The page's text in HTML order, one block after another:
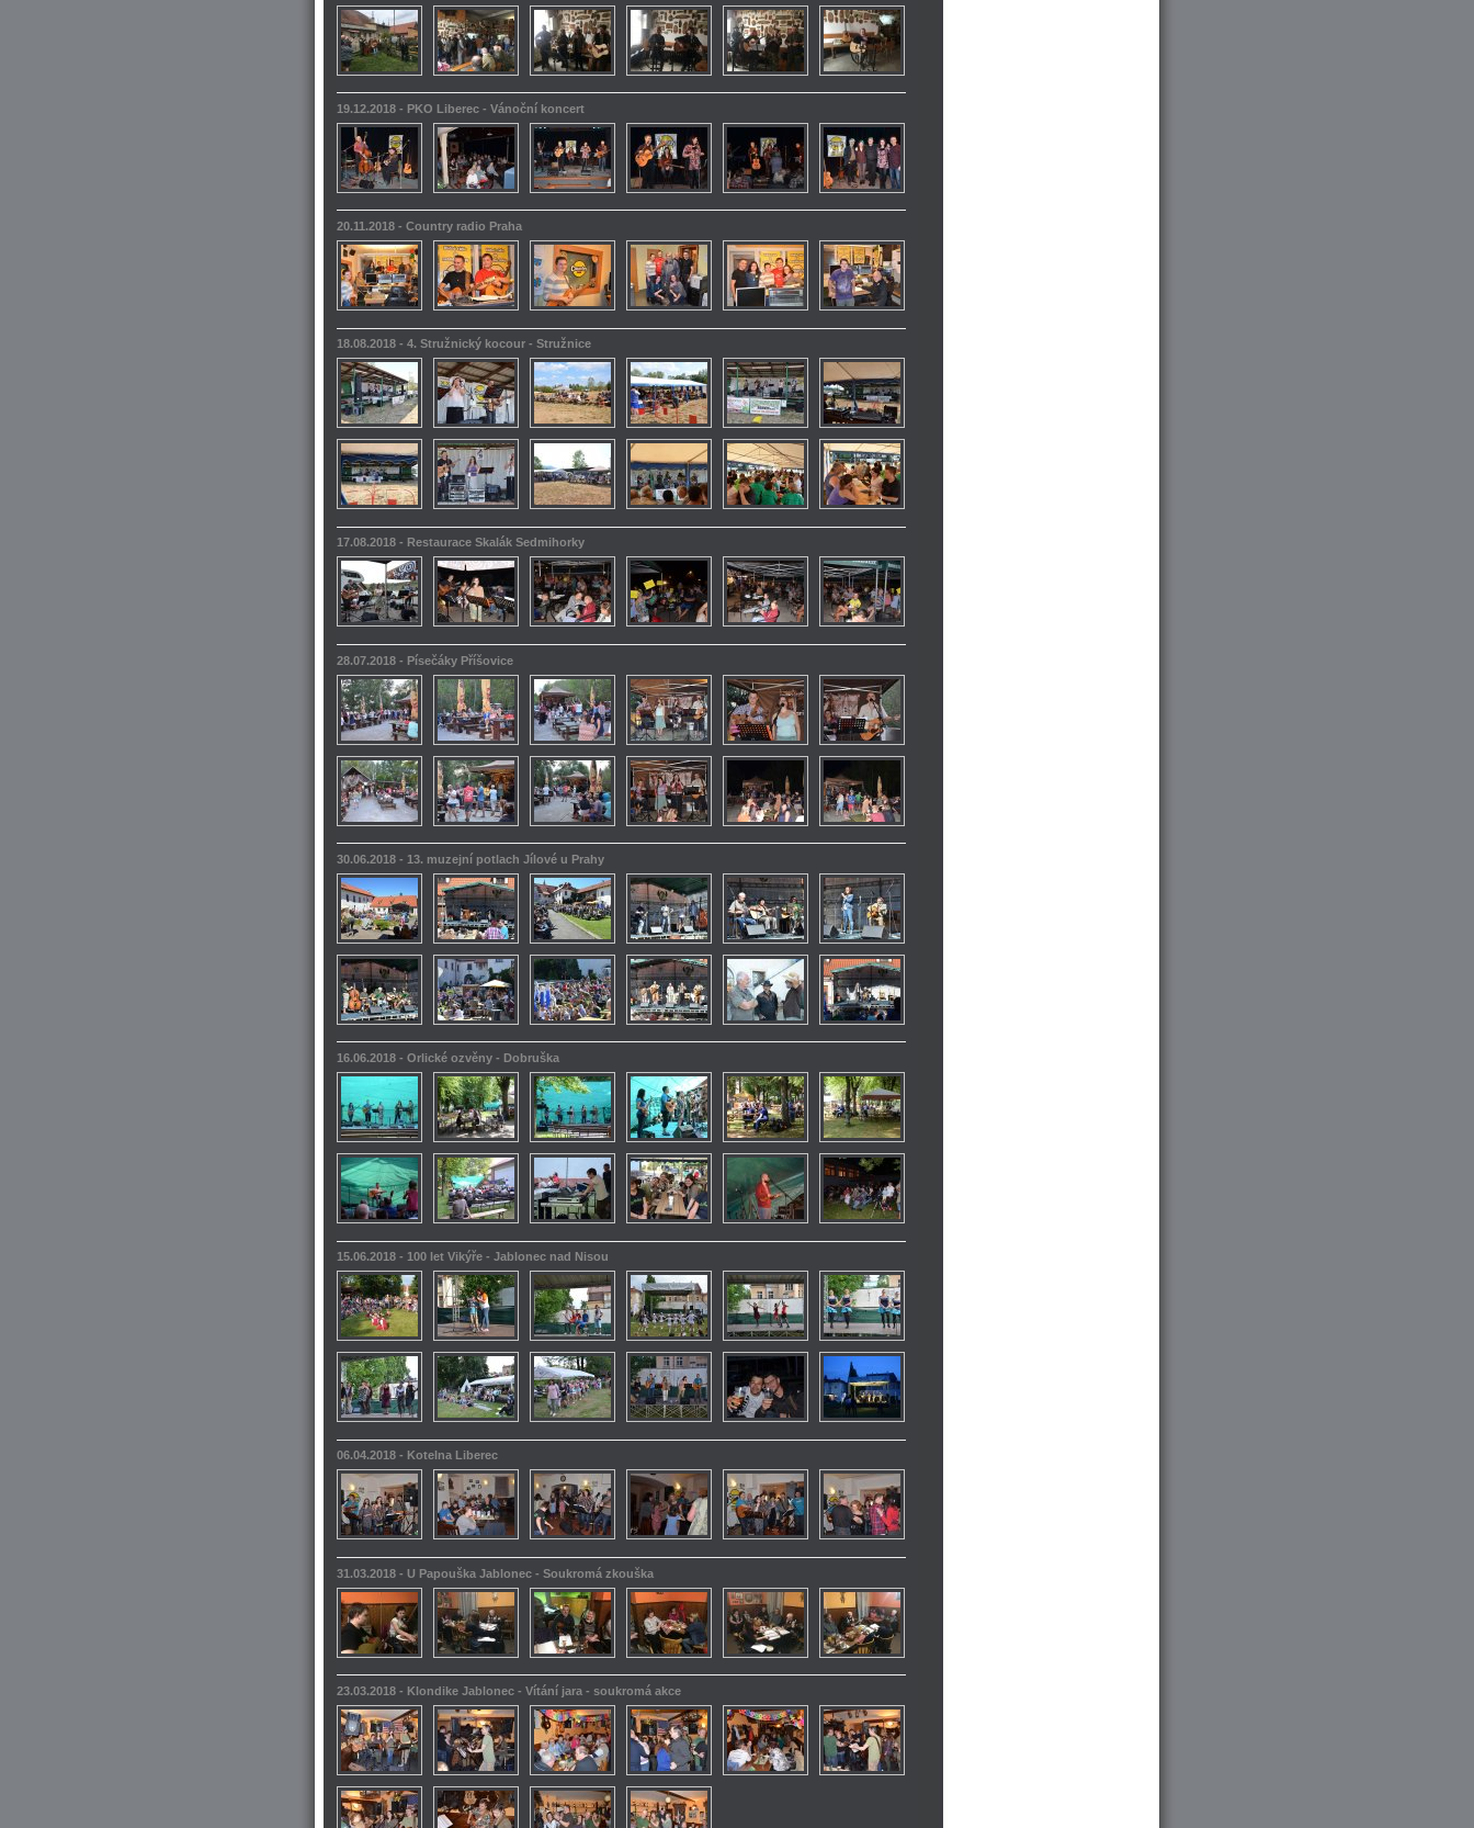
19.12.2018 - PKO Liberec - Vánoční koncert
20.11.2018 - Country radio Praha
18.08.2018 - 4. Stružnický kocour - Stružnice
17.08.2018 - Restaurace Skalák Sedmihorky
28.07.2018 - Písečáky Příšovice
30.06.2018 - 13. muzejní potlach Jílové u Prahy
16.06.2018 - Orlické ozvěny - Dobruška
15.06.2018 - 100 let Vikýře - Jablonec nad Nisou
06.04.2018 - Kotelna Liberec
31.03.2018 - U Papouška Jablonec - Soukromá zkouška
23.03.2018 - Klondike Jablonec - Vítání jara - soukromá akce